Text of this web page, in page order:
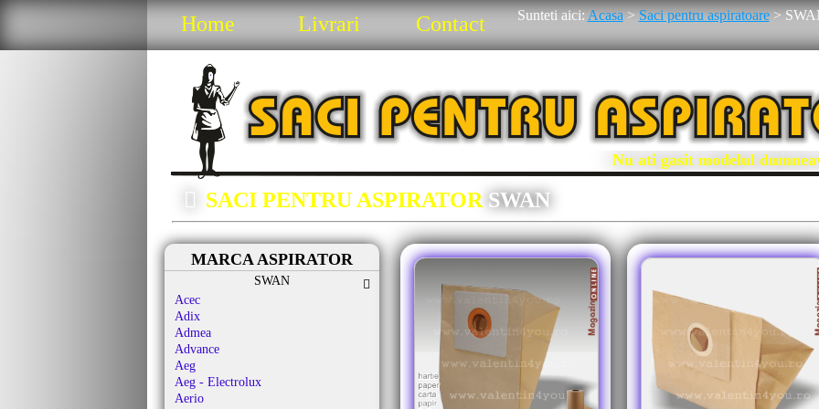
Home Livrari Contact Sunteti aici: Acasa > Saci pentru aspiratoare>
Nu ati gasit modelul
SACI PENTRU ASPIRATOR SWAN
MARCA ASPIRATOR
SWAN
Acec
Adix
Admea
Advance
Aeg
Aeg - Electrolux
Aerio